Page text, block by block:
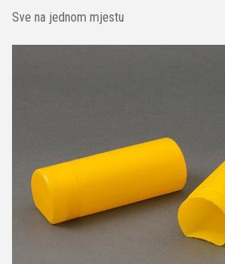
Sve na jednom mjestu